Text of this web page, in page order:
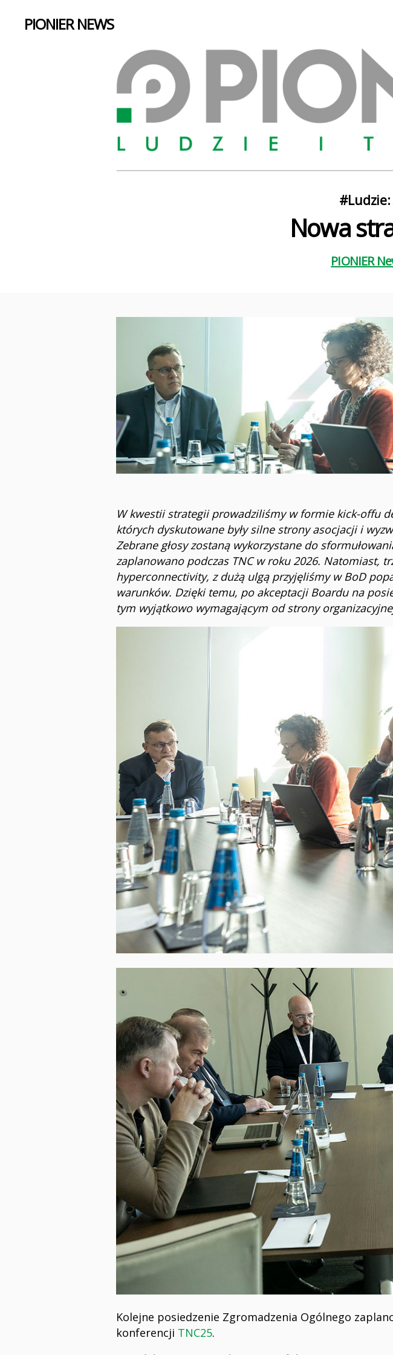
PIONIER NEWS
Nowa
PIONIER
W kwestii strategii prowadziliśmy w formie kick-offu
których dyskutowane były silne strony asocjacji i
Zebrane głosy zostaną wykorzystane do
zaplanowano podczas TNC w roku 2026. Natomiast,
hyperconnectivity, z dużą ulgą przyjęliśmy w BoD
warunków. Dzięki temu, po akceptacji Boardu na
tym wyjątkowo wymagającym od strony
Kolejne posiedzenie Zgromadzenia Ogólnego
konferencji TNC25.